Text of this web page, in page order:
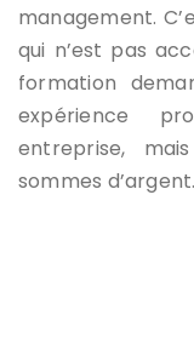
management.
qui n’est pas
formation
expérience
entreprise,
sommes d’argent.